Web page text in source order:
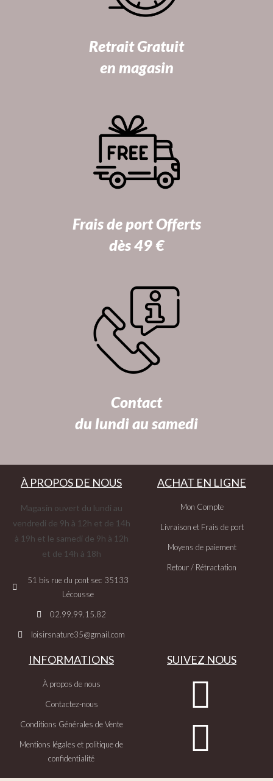
Retrait Gratuit
en magasin
Frais de port Offerts
dès 49 €
Contact
du lundi au samedi
À PROPOS DE NOUS
Magasin ouvert du lundi au
vendredi de 9h à 12h et de 14h
à 19h et le samedi de 9h à 12h
et de 14h à 18h
51 bis rue du pont sec 35133
Lécousse
02.99.99.15.82
loisirsnature35@gmail.com
ACHAT EN LIGNE
Mon Compte
Livraison et Frais de port
Moyens de paiement
Retour / Rétractation
INFORMATIONS
À propos de nous
Contactez-nous
Conditions Générales de Vente
Mentions légales et politique de
confidentialité
SUIVEZ NOUS